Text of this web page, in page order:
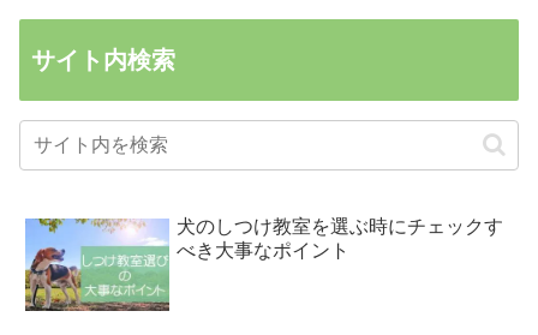
サイト内検索
犬のしつけ教室を選ぶ時にチェックす
べき大事なポイント